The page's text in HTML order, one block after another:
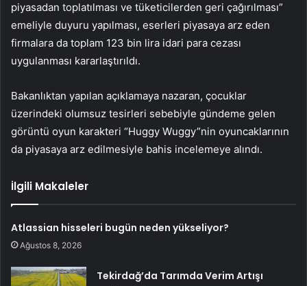
piyasadan toplatılması ve tüketicilerden geri çağırılması”
emeliyle duyuru yapılması, eserleri piyasaya arz eden
firmalara da toplam 123 bin lira idari para cezası
uygulanması kararlaştırıldı.
Bakanlıktan yapılan açıklamaya nazaran, çocuklar
üzerindeki olumsuz tesirleri sebebiyle gündeme gelen
görüntü oyun karakteri “Huggy Wuggy”nin oyuncaklarının
da piyasaya arz edilmesiyle bahis incelemeye alındı.
İlgili Makaleler
Atlassian hisseleri bugün neden yükseliyor?
Ağustos 8, 2026
Tekirdağ’da Tarımda Verim Artışı